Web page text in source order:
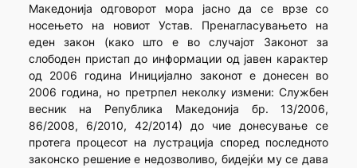
Македонија одговорот мора јасно да се врзе со
носењето на новиот Устав. Пренагласувањето на
еден закон (како што е во случајот Законот за
слободен пристап до информации од јавен карактер
од 2006 година Иницијално законот е донесен во
2006 година, но претрпел неколку измени: Службен
весник на Република Македонија бр. 13/2006,
86/2008, 6/2010, 42/2014) до чие донесување се
протега процесот на лустрација според последното
законско решение е недозволиво, бидејќи му се дава